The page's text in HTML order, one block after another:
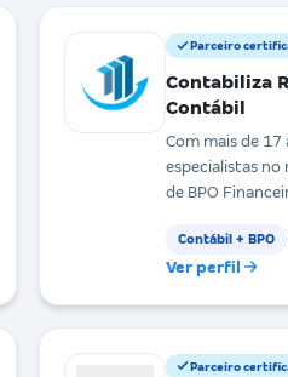
Parceiro
Contabiliza
Contábil
Com mais de 17
especialistas no
de BPO
Contábil + BPO
Ver perfil
Parceiro